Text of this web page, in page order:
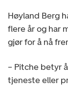
Høyland Berg
flere år og har
gjør for å nå
– Pitche betyr
tjeneste eller